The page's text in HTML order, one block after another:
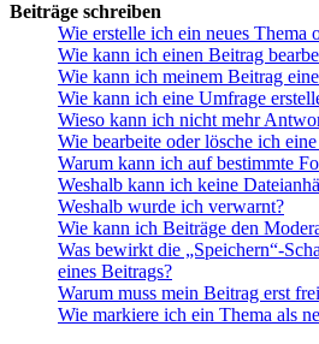
Beiträge schreiben
Wie erstelle ich ein neues Thema
Wie kann ich einen Beitrag
Wie kann ich meinem Beitrag
Wie kann ich eine Umfrage
Wieso kann ich nicht mehr
Wie bearbeite oder lösche ich
Warum kann ich auf bestimmte
Weshalb kann ich keine
Weshalb wurde ich verwarnt?
Wie kann ich Beiträge den
Was bewirkt die „Speichern“-
eines Beitrags?
Warum muss mein Beitrag erst
Wie markiere ich ein Thema als